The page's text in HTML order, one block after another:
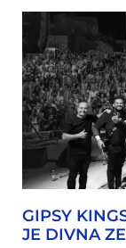
GIPSY
JE DIVNA